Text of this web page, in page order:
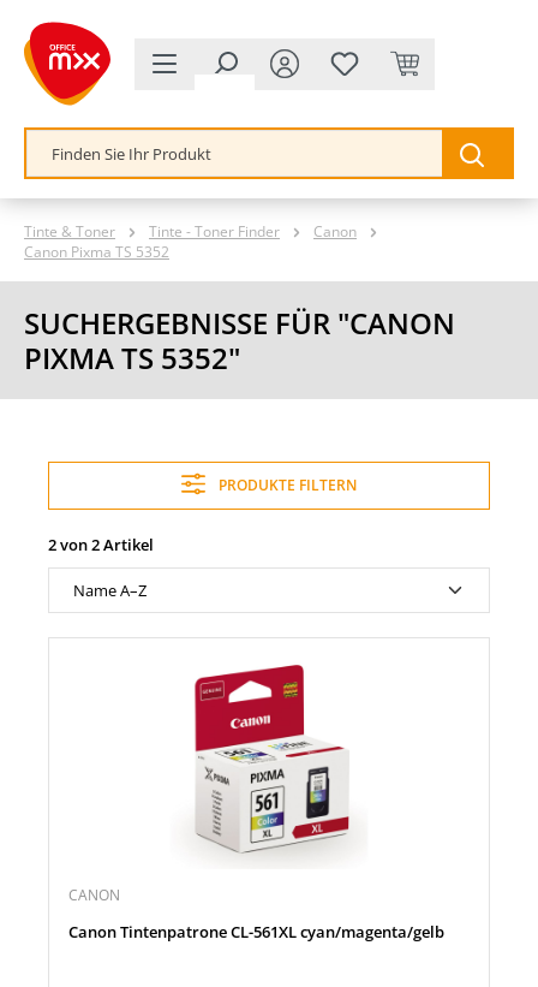
springen
Tinte & Toner Tinte - Toner Finder
Canon
Canon Pixma TS 5352
SUCHERGEBNISSE FÜR "CANON
PIXMA TS 5352"
PRODUKTE FILTERN
2 von 2 Artikel
CANON
Canon Tintenpatrone CL-561XL cyan/magenta/gelb